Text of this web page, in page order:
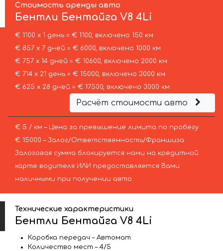
Стоимость аренды авто
Бентли Бентайга V8 4Li
€ 1100 х 1 день = € 1100, включено 150 км
€ 857 х 7 дней = € 6000, включено 1000 км
€ 757 х 14 дней = € 10600, включено 2000 км
€ 714 х 21 день = € 15000, включено 3000 км
€ 625 х 28 дней = € 17500, включено 3000 км
Расчёт стоимости авто
€ 5 / км – Цена за превышение лимита по пробегу
€ 15000 – Залог/Ответственность/Франшиза.
Залоговая сумма блокируется нами на кредитной
карте водителя ИЛИ предоставляется Вами
наличными при получении авто.
Технические характеристики
Бентли Бентайга V8 4Li
Коробка передач – Автомат
Количество мест – 4/5